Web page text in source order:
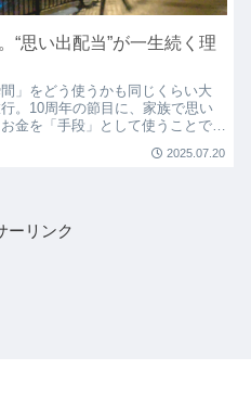
“思い出配当”が一生続く理
」をどう使うかも同じくらい大
。10周年の節目に、家族で思い
金を「手段」として使うことで得
2025.07.20
ーリンク